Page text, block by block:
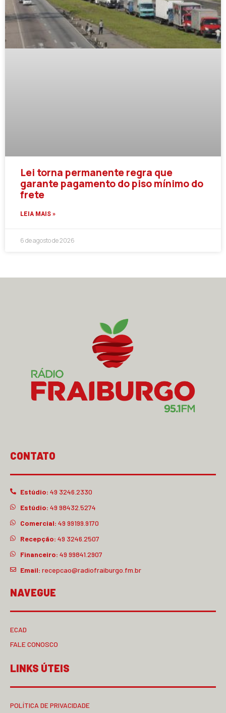
Lei torna permanente regra que
garante pagamento do piso mínimo do
frete
LEIA MAIS »
6 de agosto de 2026
CONTATO
Estúdio: 49 3246.2330
Estúdio: 49 98432.5274
Comercial: 49 99199.9170
Recepção: 49 3246.2507
Financeiro: 49 99841.2907
Email: recepcao@radiofraiburgo.fm.br
NAVEGUE
ECAD
FALE CONOSCO
LINKS ÚTEIS
POLÍTICA DE PRIVACIDADE